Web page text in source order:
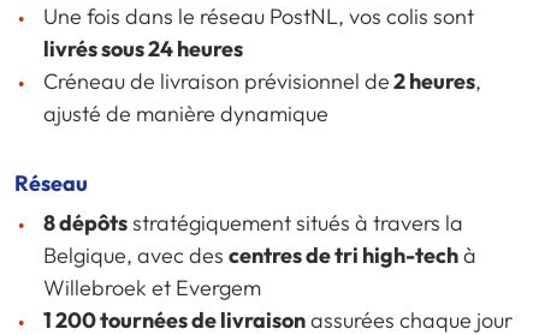
Une fois dans le réseau PostNL, vos colis sont
livrés sous 24 heures
Créneau de livraison prévisionnel de2 heures,
ajusté de manière dynamique
Réseau
8 dépôtsstratégiquement situés à travers la
Belgique, avec des centres de tri high-techà
Willebroek et Evergem
1 200 tournées de livraisonassurées chaque jour